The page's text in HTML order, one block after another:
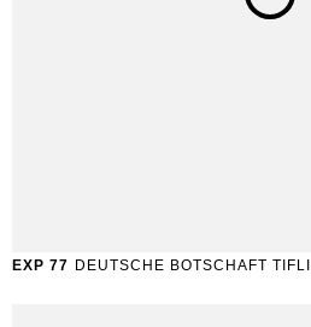
EXP 77 DEUTSCHE BOTSCHAFT